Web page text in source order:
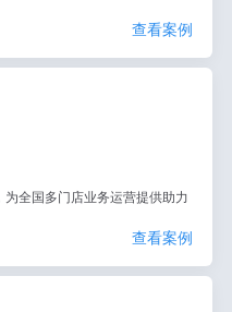
查看案例
全国多门店业务运营提供助力
查看案例